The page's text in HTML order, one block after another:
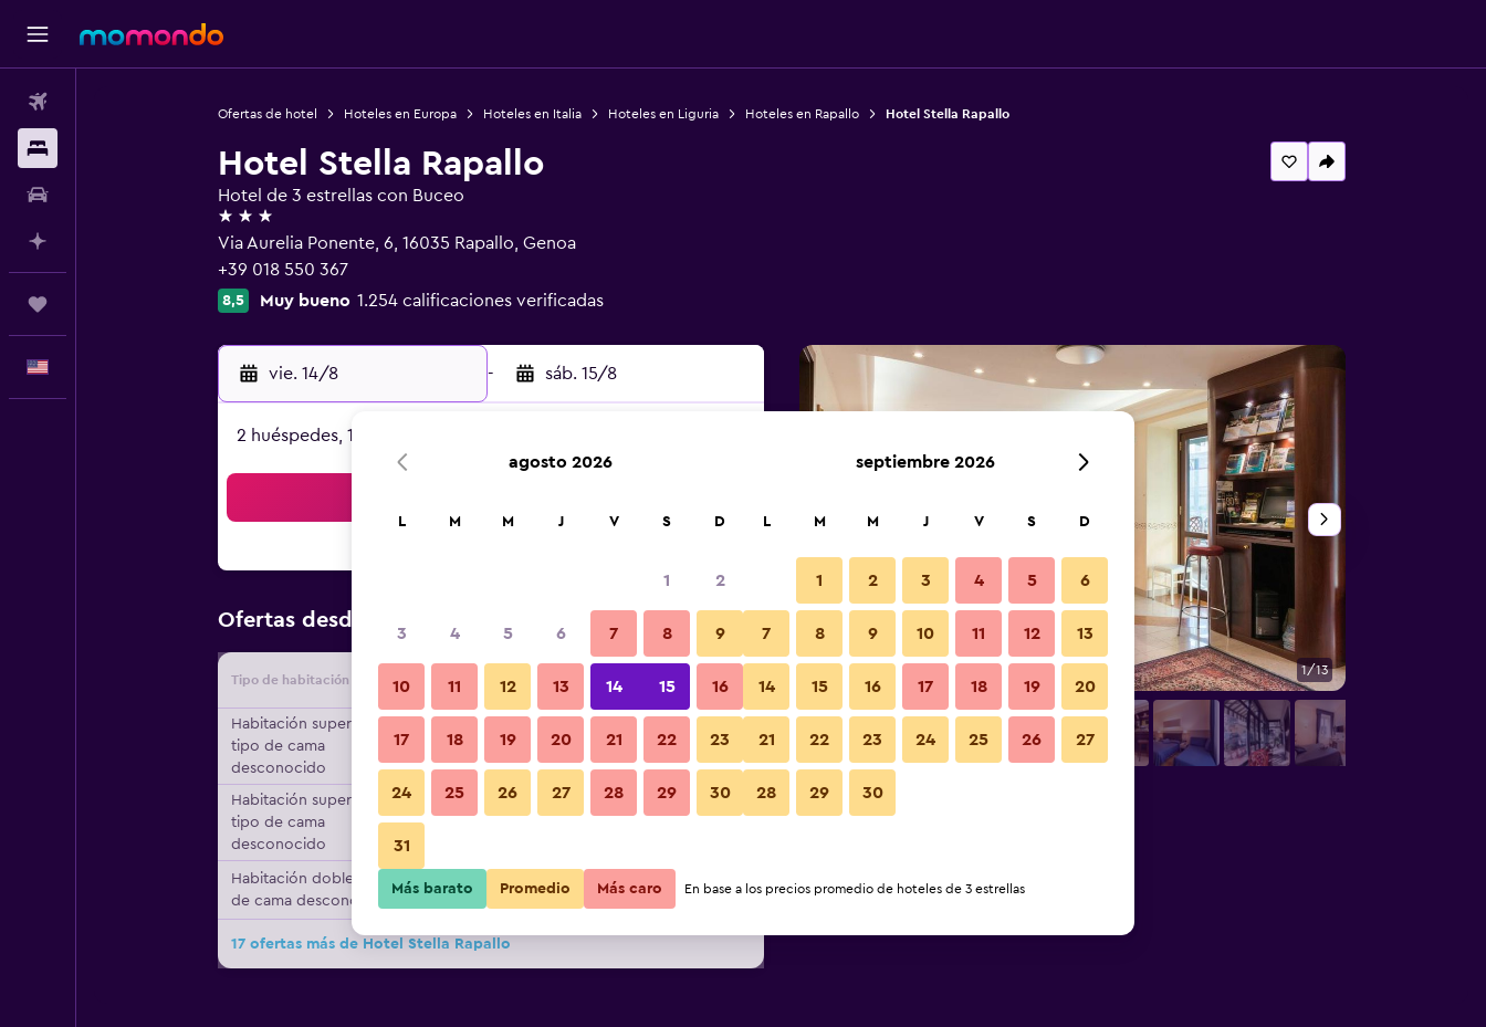
Ofertas de hotel Hoteles en Europa Hoteles en Italia Hoteles en Liguria Hoteles en Rapallo Hotel Stella Rapallo
Hotel Stella Rapallo
Hotel de 3 estrellas con Buceo
3 estrellas
Via Aurelia Ponente, 6, 16035 Rapallo, Genoa
+39 018 550 367
8,5 Muy bueno 1.254 calificaciones verificadas
vie. 14/8 - sáb. 15/8
2 huéspedes, 1 habitación
Ofertas desde Oferta más barata de precio por noche
Tipo de habitación Proveedor Total noche
Habitación superior,
tipo de cama
desconocido
$140 Ver oferta
Habitación superior,
tipo de cama
desconocido
Habitación doble, tipo
de cama desconocido
$144 Ver oferta
17 ofertas más de Hotel Stella Rapallo
Lobby 1/13
Fotos
agosto 2026
L M M J V S D
1 2
3 4 5 6 7 8 9
10 11 12 13 14 15 16
17 18 19 20 21 22 23
24 25 26 27 28 29 30
31
septiembre 2026
L M M J V S D
1 2 3 4 5 6
7 8 9 10 11 12 13
14 15 16 17 18 19 20
21 22 23 24 25 26 27
28 29 30
Más barato Promedio Más caro En base a los precios promedio de hoteles de 3 estrellas